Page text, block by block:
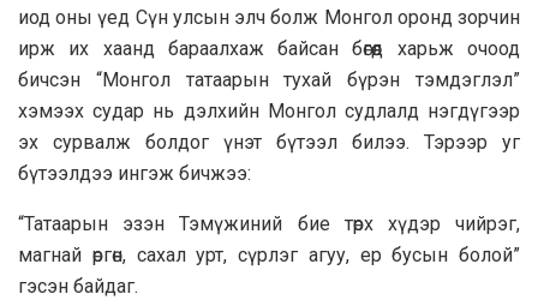
иод оны үед Сүн улсын элч болж Монгол оронд зорчин
ирж их хаанд бараалхаж байсан бөгөөд харьж очоод
бичсэн “Монгол татаарын тухай бүрэн тэмдэглэл”
хэмээх судар нь дэлхийн Монгол судлалд нэгдүгээр
эх сурвалж болдог үнэт бүтээл билээ. Тэрээр уг
бүтээлдээ ингэж бичжээ:
“Татаарын эзэн Тэмүжиний бие төрх хүдэр чийрэг,
магнай өргөн, сахал урт, сүрлэг агуу, ер бусын болой”
гэсэн байдаг.